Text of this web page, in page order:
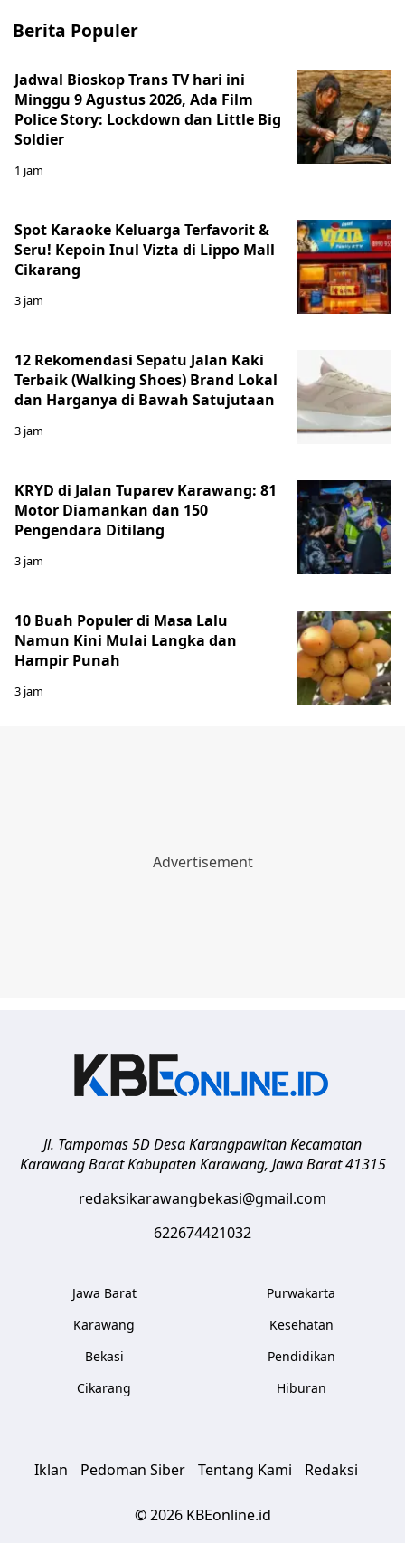
Berita Populer
Jadwal Bioskop Trans TV hari ini
Minggu 9 Agustus 2026, Ada Film
Police Story: Lockdown dan Little Big
Soldier
1 jam
Spot Karaoke Keluarga Terfavorit &
Seru! Kepoin Inul Vizta di Lippo Mall
Cikarang
3 jam
12 Rekomendasi Sepatu Jalan Kaki
Terbaik (Walking Shoes) Brand Lokal
dan Harganya di Bawah Satujutaan
3 jam
KRYD di Jalan Tuparev Karawang: 81
Motor Diamankan dan 150
Pengendara Ditilang
3 jam
10 Buah Populer di Masa Lalu
Namun Kini Mulai Langka dan
Hampir Punah
3 jam
Jl. Tampomas 5D Desa Karangpawitan Kecamatan
Karawang Barat Kabupaten Karawang, Jawa Barat 41315
redaksikarawangbekasi@gmail.com
622674421032
Jawa Barat
Karawang
Bekasi
Cikarang
Purwakarta
Kesehatan
Pendidikan
Hiburan
Iklan Pedoman Siber Tentang Kami Redaksi
© 2026 KBEonline.id